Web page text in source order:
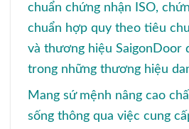
chuẩn chứng nhận ISO,
chuẩn hợp quy theo tiêu
và thương hiệu SaigonDoor
trong những thương hiệu
Mang sứ mệnh nâng cao
sống thông qua việc cung